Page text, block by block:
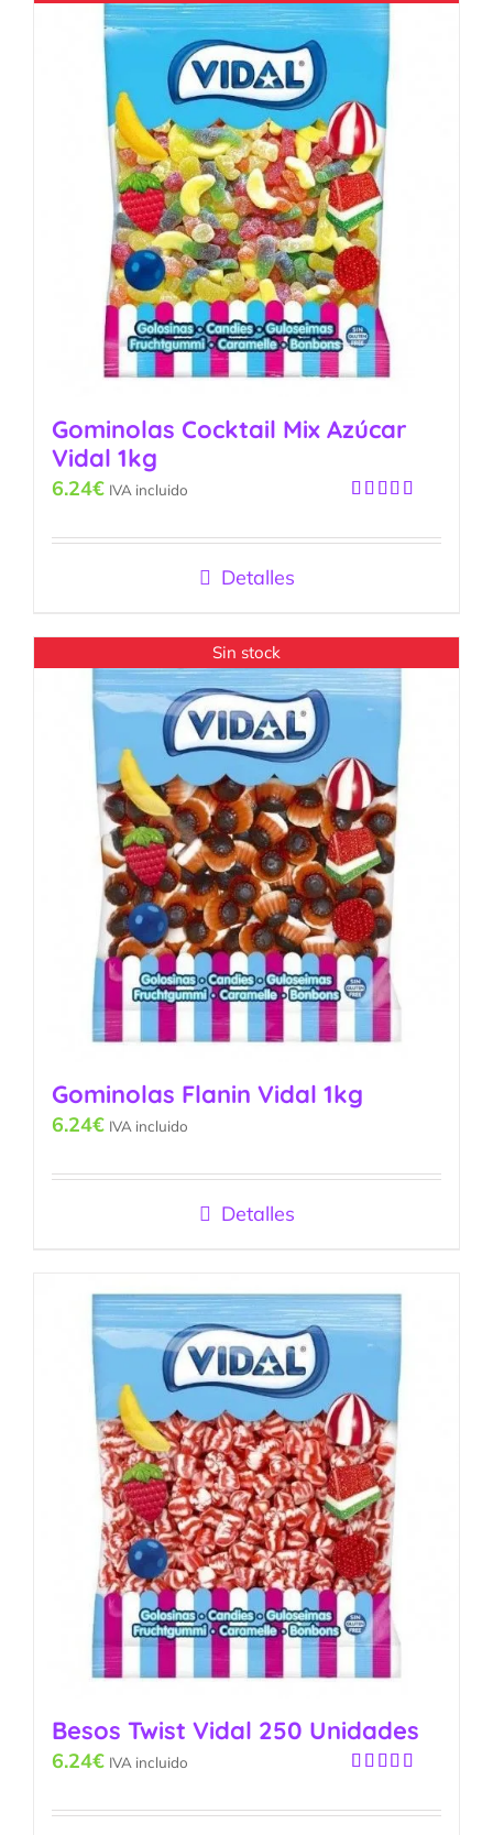
Gominolas Cocktail Mix Azúcar
Vidal 1kg
5
6.24€ IVA incluido
Detalles
Sin stock
Gominolas Flanin Vidal 1kg
6.24€ IVA incluido
Detalles
Besos Twist Vidal 250 Unidades
5
6.24€ IVA incluido